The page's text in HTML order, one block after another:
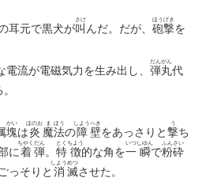
耳元で黒犬が叫
さけ
んだ。だが、 砲
ほう
撃
げき
を
電流が電磁気力を生み出し、 弾
だん
丸
がん
代
塊
かい
は炎
ほのお
魔
ま
法
ほう
の障
しよう
壁
へき
をあっさりと撃
う
ち
に着
ちやく
弾
だん
。 特
とく
徴
ちよう
的な角を一
いつ
瞬
しゆん
で粉
ふん
砕
さい
っそりと 消
しよう
滅
めつ
させた。